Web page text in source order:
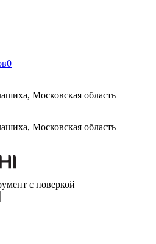
0
Московская область
Московская область
с поверкой